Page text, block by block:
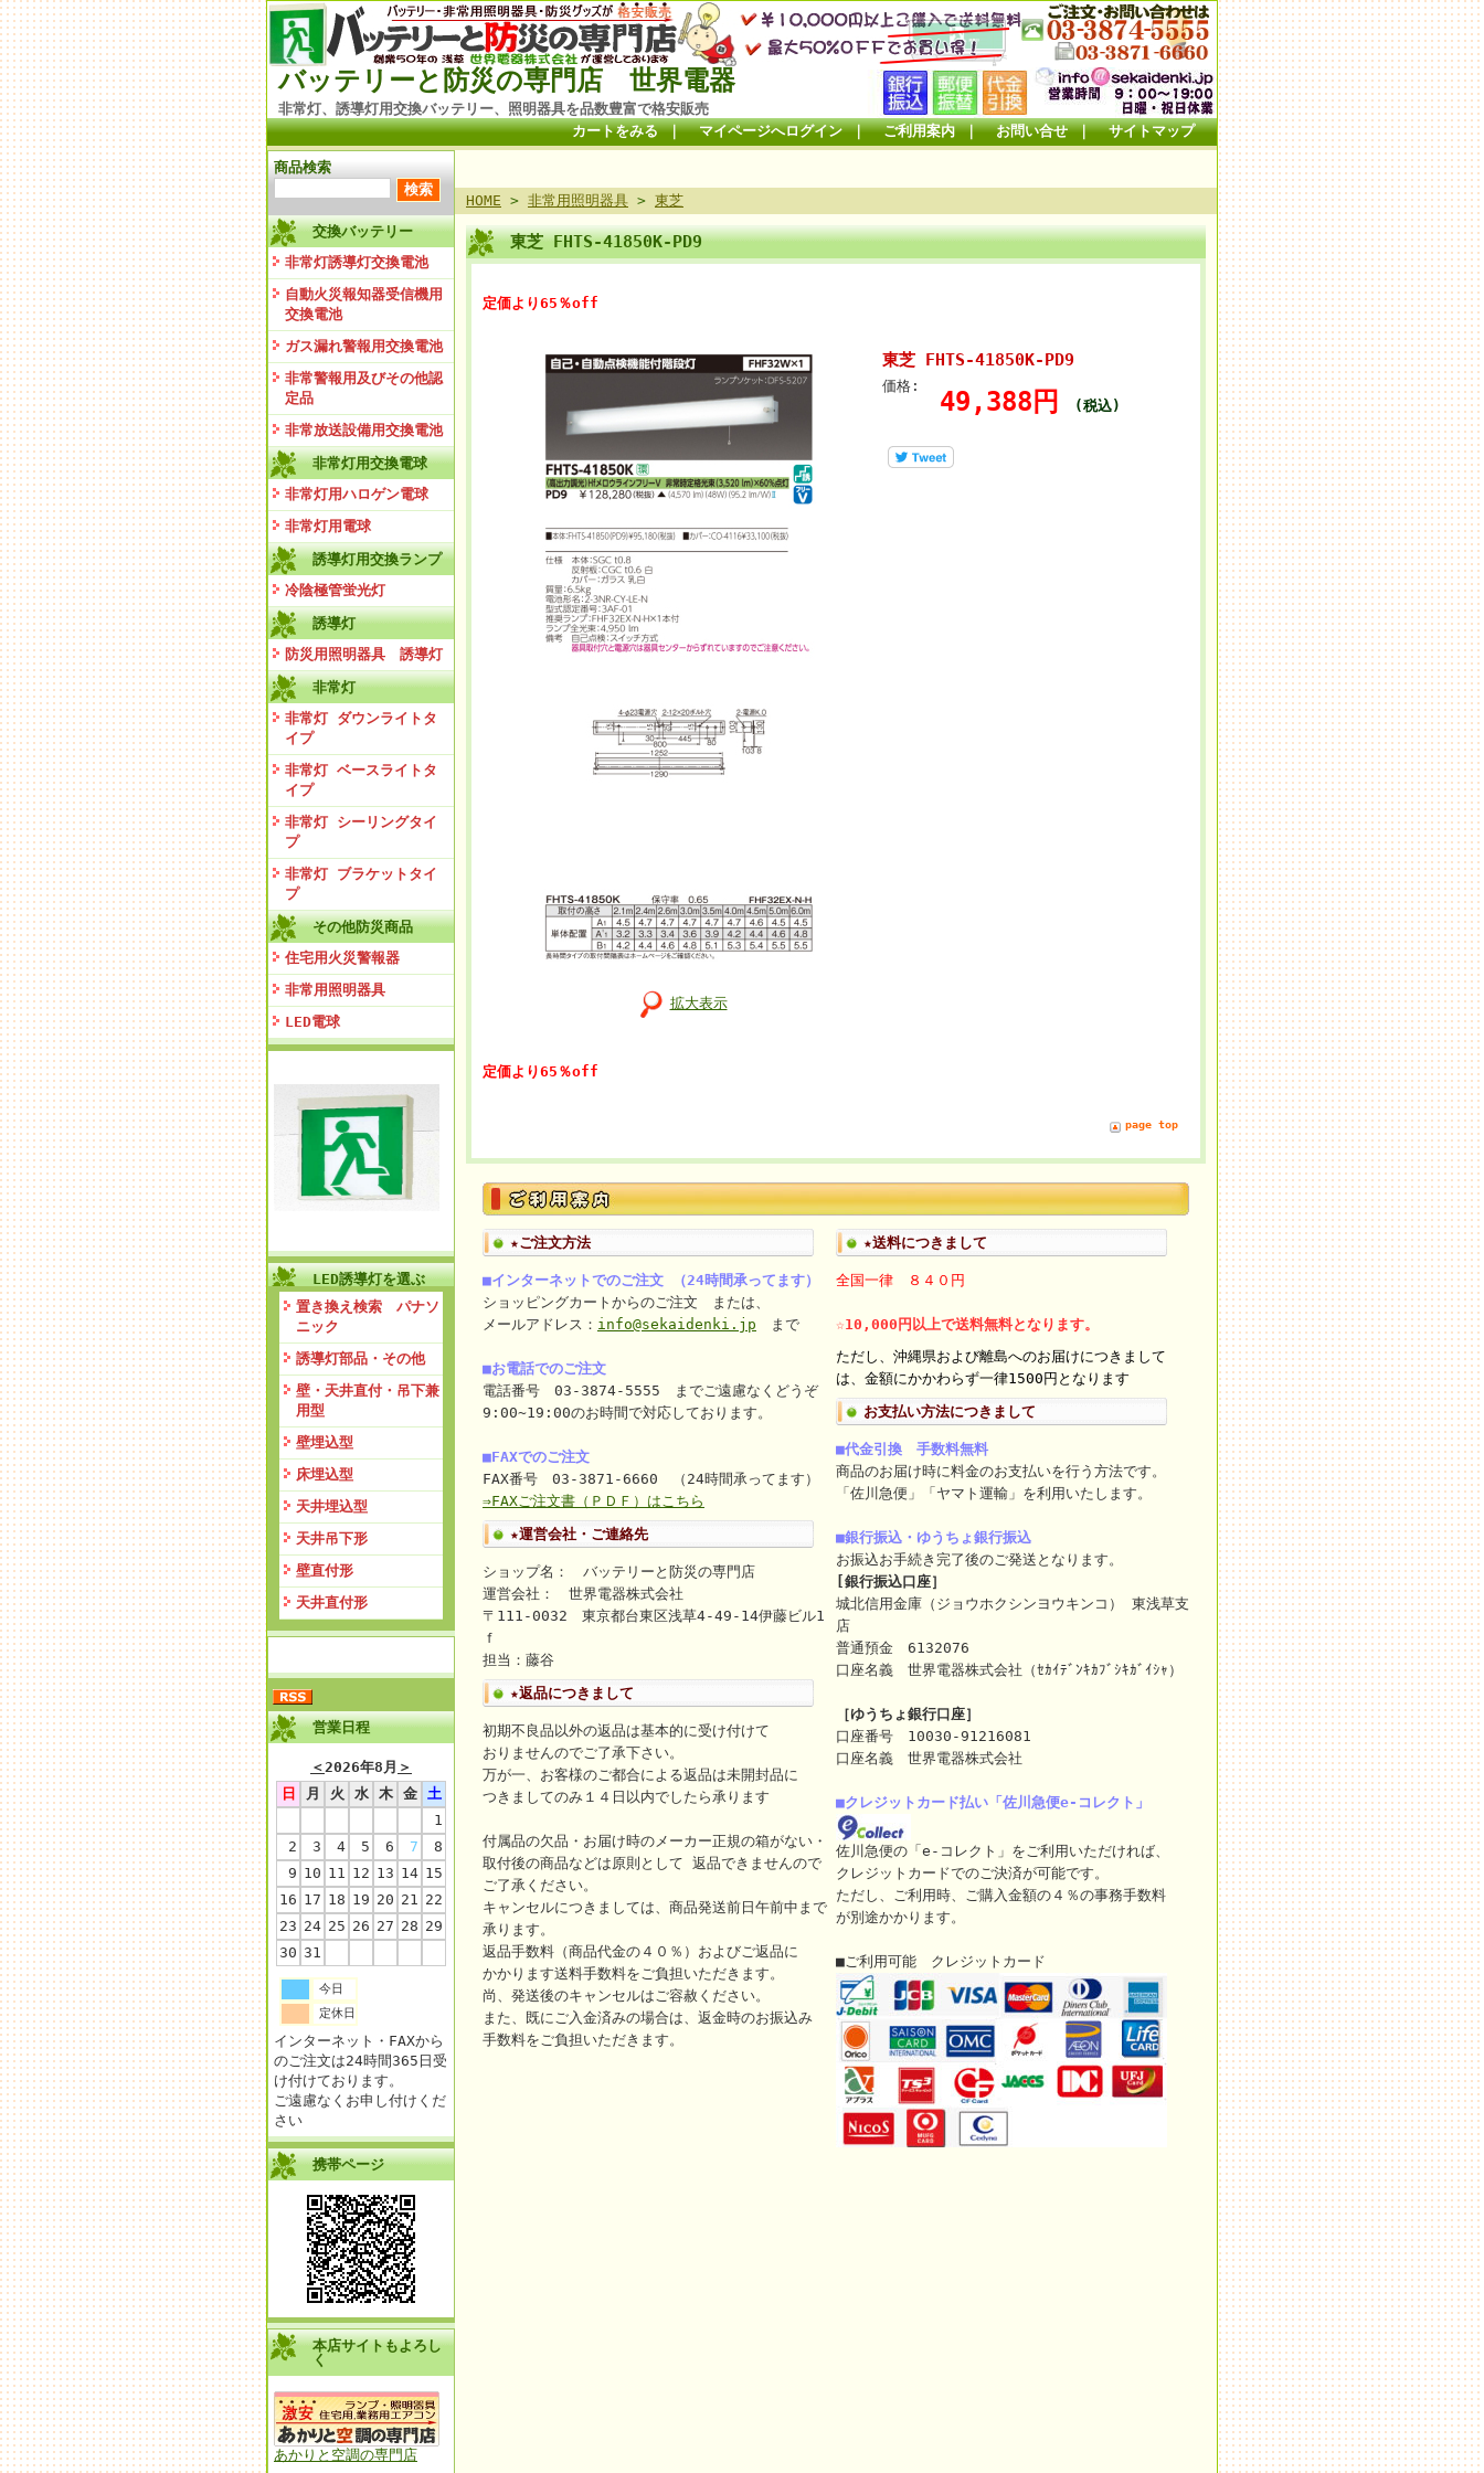
バッテリーと防災の専門店 世界電器
非常灯、誘導灯用交換バッテリー、照明器具を品数豊富で格安販売
カートをみる｜ マイページへログイン｜ ご利用案内｜ お問い合せ｜ サイトマップ
商品検索
交換バッテリー
非常灯誘導灯交換電池
自動火災報知器受信機用
交換電池
ガス漏れ警報用交換電池
非常警報用及びその他認
定品
非常放送設備用交換電池
非常灯用交換電球
非常灯用ハロゲン電球
非常灯用電球
誘導灯用交換ランプ
冷陰極管蛍光灯
誘導灯
防災用照明器具 誘導灯
非常灯
非常灯 ダウンライトタ
イプ
非常灯 ベースライトタ
イプ
非常灯 シーリングタイ
プ
非常灯 ブラケットタイ
プ
その他防災商品
住宅用火災警報器
非常用照明器具
LED電球
LED誘導灯を選ぶ
置き換え検索 パナソ
ニック
誘導灯部品・その他
壁・天井直付・吊下兼
用型
壁埋込型
床埋込型
天井埋込型
天井吊下形
壁直付形
天井直付形
営業日程
＜2026年8月 ＞
日
月 火 水 木 金
土
1
2
3 4 5 6 7
8
9 10 11 12 13 14 15
16 17 18 19 20 21 22
23 24 25 26 27 28 29
30 31
今日
定休日
インターネット・FAXから
のご注文は24時間365日受
け付けております。
ご遠慮なくお申し付けくだ
さい
携帯ページ
本店サイトもよろし
く
あかりと空調の専門店
HOME > 非常用照明器具 > 東芝
東芝 FHTS-41850K-PD9
定価より65％off
拡大表示
東芝 FHTS-41850K-PD9
価格:
49,388円 (税込)
定価より65％off
page top
★ご注文方法
■インターネットでのご注文 （24時間承ってます）
ショッピングカートからのご注文 または、
メールアドレス： info@sekaidenki.jp まで
■お電話でのご注文
電話番号 03-3874-5555 までご遠慮なくどうぞ
9:00~19:00のお時間で対応しております。
■FAXでのご注文
FAX番号 03-3871-6660 （24時間承ってます）
⇒FAXご注文書（ＰＤＦ）はこちら
★運営会社・ご連絡先
ショップ名： バッテリーと防災の専門店
運営会社： 世界電器株式会社
〒111-0032 東京都台東区浅草4-49-14伊藤ビル1
ｆ
担当：藤谷
★返品につきまして
初期不良品以外の返品は基本的に受け付けて
おりませんのでご了承下さい。
万が一、お客様のご都合による返品は未開封品に
つきましてのみ１４日以内でしたら承ります
付属品の欠品・お届け時のメーカー正規の箱がない・
取付後の商品などは原則として 返品できませんので
ご了承ください。
キャンセルにつきましては、商品発送前日午前中まで
承ります。
返品手数料（商品代金の４０％）およびご返品に
かかります送料手数料をご負担いただきます。
尚、発送後のキャンセルはご容赦ください。
また、既にご入金済みの場合は、返金時のお振込み
手数料をご負担いただきます。
★送料につきまして
全国一律 ８４０円
☆10,000円以上で送料無料となります。
ただし、沖縄県および離島へのお届けにつきまして
は、金額にかかわらず一律1500円となります
お支払い方法につきまして
■代金引換 手数料無料
商品のお届け時に料金のお支払いを行う方法です。
「佐川急便」「ヤマト運輸」を利用いたします。
■銀行振込・ゆうちょ銀行振込
お振込お手続き完了後のご発送となります。
[銀行振込口座］
城北信用金庫（ジョウホクシンヨウキンコ） 東浅草支
店
普通預金 6132076
口座名義 世界電器株式会社（ｾｶｲﾃﾞﾝｷｶﾌﾞｼｷｶﾞｲｼｬ）
［ゆうちょ銀行口座］
口座番号 10030-91216081
口座名義 世界電器株式会社
■クレジットカード払い「佐川急便e-コレクト」
佐川急便の「e-コレクト」をご利用いただければ、
クレジットカードでのご決済が可能です。
ただし、ご利用時、ご購入金額の４％の事務手数料
が別途かかります。
■ご利用可能 クレジットカード